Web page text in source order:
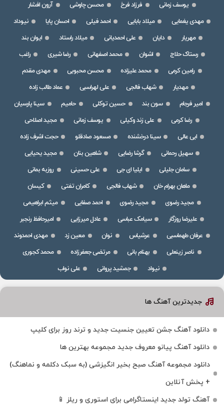
یوسف زمانی
فرزاد فرخ محسن چاوشی
آرون افشار
مهدی یغمایی
میلاد بابایی احمد فیلی احسان پایا
نیوداد
مهریار
دایان علی احمدیانی میلاد راستاد
ایوان بند
رستاک حلاج
اشوان محمد اصفهانی رضا شیری
راغب
رامین کرمی
محمد علیزاده محسن محبوبی
مهدی مقدم
مهدیار
شهاب فالجی علی لهراسبی
عماد طالب زاده
امیر فرجام
سون بند حسین توکلی حامیم
سینا پارسیان
رضا کرمی
علی زند وکیلی یوسف زمانی
مجید اصلاحی
ابی عالی
سینا درخشنده مسعود صادقلو
حجت اشرف زاده
سهیل رحمانی
گرشا رضایی شاهین بنان
مجید یحیایی
سامان جلیلی
ایلیا ای جی علی حسینی
روزبه بمانی
ماهان بهرام خان
شهاب فالجی کامران تفتی
کیسان
مجید رضوی
مجید رضوی احمد صفایی
میثم ابراهیمی
علیرضا روزگار
سیامک عباسی عادل میرزایی
امیرحافظ رنجبر
عرفان طهماسبی
عرشیاس نوان معین زد
مهدی احمدوند
ناصر زینعلی
بهنام بانی مرتضی جعفرزاده
محمد کجوری
نیواد
جمشید پروانی علی نواب
جدیدترین آهنگ ها
دانلود آهنگ جشن تعیین جنسیت جدید و ترند روز برای کلیپ
دانلود آهنگ پیانو معروف جدید مجموعه بهترین ها
دانلود مجموعه آهنگ صبح بخیر انگیزشی (به سبک دکلمه و نماهنگ)
+ پخش آنلاین
آهنگ تولد جدید اینستاگرامی برای استوری و ریلز 📱